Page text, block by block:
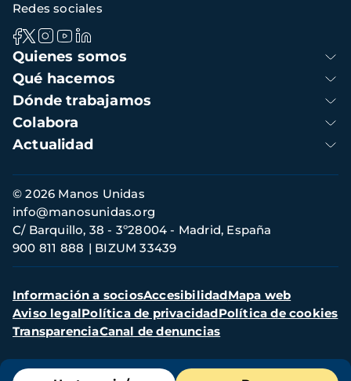
Menú
Navegación
principal
Quienes somos
Qué hacemos
Dónde trabajamos
Colabora
Actualidad
Redes sociales
Información
de
contacto
© 2026 Manos Unidas
C/ Barquillo, 38 - 3º28004 - Madrid, España
900 811 888
BIZUM 33439
info@manosunidas.org
Menú
secundario
Información a sociosAccesibilidadMapa web
Aviso legalPolítica de privacidadPolítica de cookies
TransparenciaCanal de denuncias